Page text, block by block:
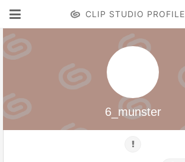
CLIP STUDIO PROFILE
6_munster